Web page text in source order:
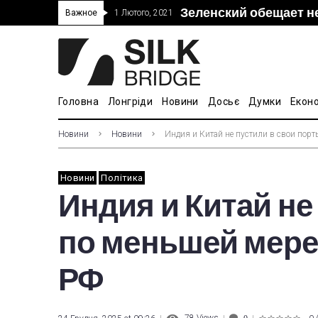
Важное 1 Лютого, 2021 Зеленский обещает
Прошло 5-тое
“Дочка” Beijing
В Украине ввели
Головна Лонгріди Новини Досьє Думки
Новини Новини Индия и Китай не пустили в свои
Новини Політика
Индия и Китай
по меньшей
РФ